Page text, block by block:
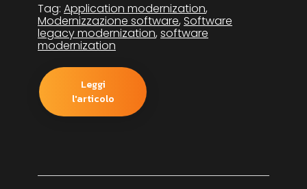
Tag: Application modernization,
Modernizzazione software, Software
legacy modernization, software
modernization
Leggi
l'articolo